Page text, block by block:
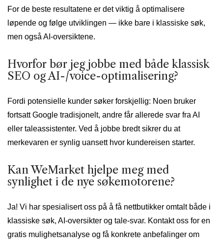
For de beste resultatene er det viktig å optimalisere
løpende og følge utviklingen — ikke bare i klassiske søk,
men også AI-oversiktene.
Hvorfor bør jeg jobbe med både klassisk
SEO og AI-/voice-optimalisering?
Fordi potensielle kunder søker forskjellig: Noen bruker
fortsatt Google tradisjonelt, andre får allerede svar fra AI
eller taleassistenter. Ved å jobbe bredt sikrer du at
merkevaren er synlig uansett hvor kundereisen starter.
Kan WeMarket hjelpe meg med
synlighet i de nye søkemotorene?
Ja! Vi har spesialisert oss på å få nettbutikker omtalt både i
klassiske søk, AI-oversikter og tale-svar. Kontakt oss for en
gratis mulighetsanalyse og få konkrete anbefalinger om